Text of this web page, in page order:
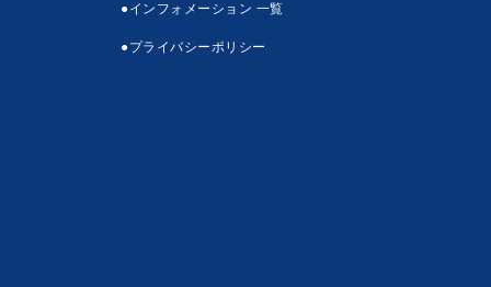
●インフォメーション 一覧
●プライバシーポリシー